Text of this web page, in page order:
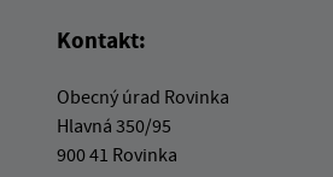
Kontakt:
Obecný úrad Rovinka
Hlavná 350/95
900 41 Rovinka